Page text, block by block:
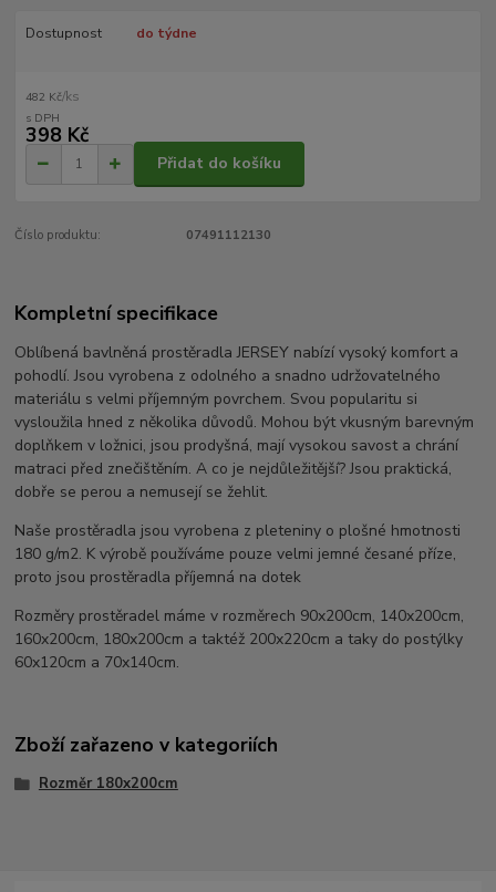
Dostupnost do týdne
482 Kč/ks
398 Kč
Přidat do košíku
Číslo produktu: 07491112130
Kompletní specifikace
Oblíbená bavlněná prostěradla JERSEY nabízí vysoký komfort a
pohodlí. Jsou vyrobena z odolného a snadno udržovatelného
materiálu s velmi příjemným povrchem. Svou popularitu si
vysloužila hned z několika důvodů. Mohou být vkusným barevným
doplňkem v ložnici, jsou prodyšná, mají vysokou savost a chrání
matraci před znečištěním. A co je nejdůležitější? Jsou praktická,
dobře se perou a nemusejí se žehlit.
Naše prostěradla jsou vyrobena z pleteniny o plošné hmotnosti
180 g/m2. K výrobě používáme pouze velmi jemné česané příze,
proto jsou prostěradla příjemná na dotek
Rozměry prostěradel máme v rozměrech 90x200cm, 140x200cm,
160x200cm, 180x200cm a taktéž 200x220cm a taky do postýlky
60x120cm a 70x140cm.
Zboží zařazeno v kategoriích
Rozměr 180x200cm